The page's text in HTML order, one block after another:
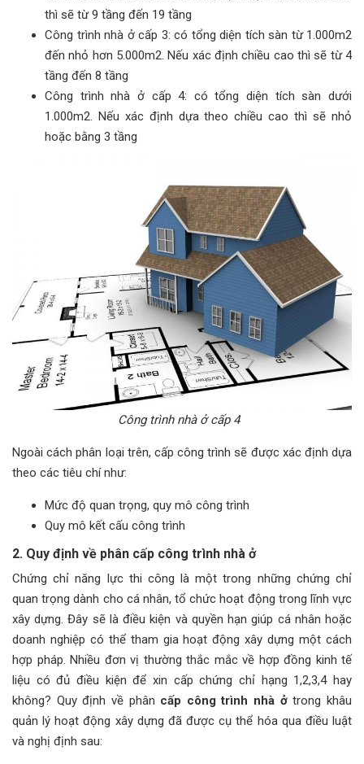
thì sẽ từ 9 tầng đến 19 tầng
Công trình nhà ở cấp 3: có tổng diện tích sàn từ 1.000m2
đến nhỏ hơn 5.000m2. Nếu xác định chiều cao thì sẽ từ 4
tầng đến 8 tầng
Công trình nhà ở cấp 4: có tổng diện tích sàn dưới
1.000m2. Nếu xác định dựa theo chiều cao thì sẽ nhỏ
hoặc bằng 3 tầng
Công trình nhà ở cấp 4
Ngoài cách phân loại trên, cấp công trình sẽ được xác định dựa
theo các tiêu chí như:
Mức độ quan trọng, quy mô công trình
Quy mô kết cấu công trình
2. Quy định về phân cấp công trình nhà ở
Chứng chỉ năng lực thi công là một trong những chứng chỉ
quan trọng dành cho cá nhân, tổ chức hoạt động trong lĩnh vực
xây dựng. Đây sẽ là điều kiện và quyền hạn giúp cá nhân hoặc
doanh nghiệp có thể tham gia hoạt động xây dựng một cách
hợp pháp. Nhiều đơn vị thường thắc mắc về hợp đồng kinh tế
liệu có đủ điều kiện để xin cấp chứng chỉ hạng 1,2,3,4 hay
không? Quy định về phân cấp công trình nhà ởtrong khâu
quản lý hoạt động xây dựng đã được cụ thể hóa qua điều luật
và nghị định sau: